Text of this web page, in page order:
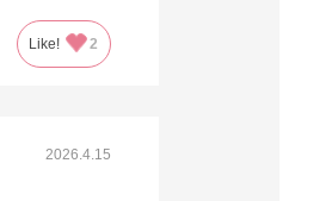
Like! 2
2026.4.15